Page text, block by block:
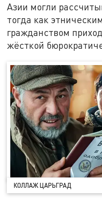
Азии могли
тогда как
гражданством
жёсткой
КОЛЛАЖ ЦАРЬГРАД